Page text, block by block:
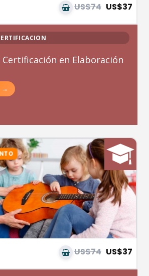
US$74 US$37
en Elaboración
US$74 US$37